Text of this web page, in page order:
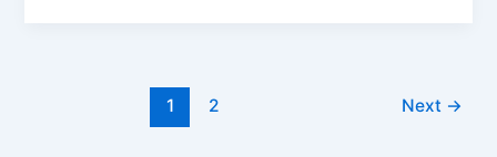
1 2 Next →